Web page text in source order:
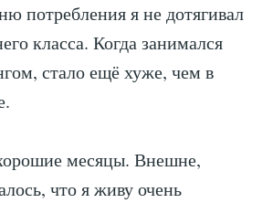
потребления я не дотягивал
класса. Когда занимался
стало ещё хуже, чем в
месяцы. Внешне,
что я живу очень